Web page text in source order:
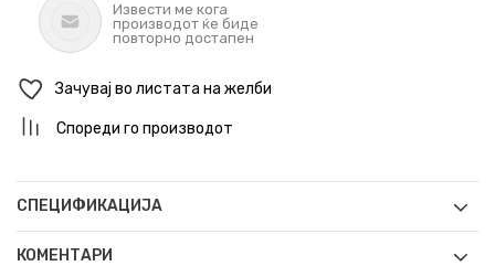
Извести ме кога
производот ќе биде
повторно достапен
Зачувај во листата на желби
Спореди го производот
СПЕЦИФИКАЦИЈА
КОМЕНТАРИ